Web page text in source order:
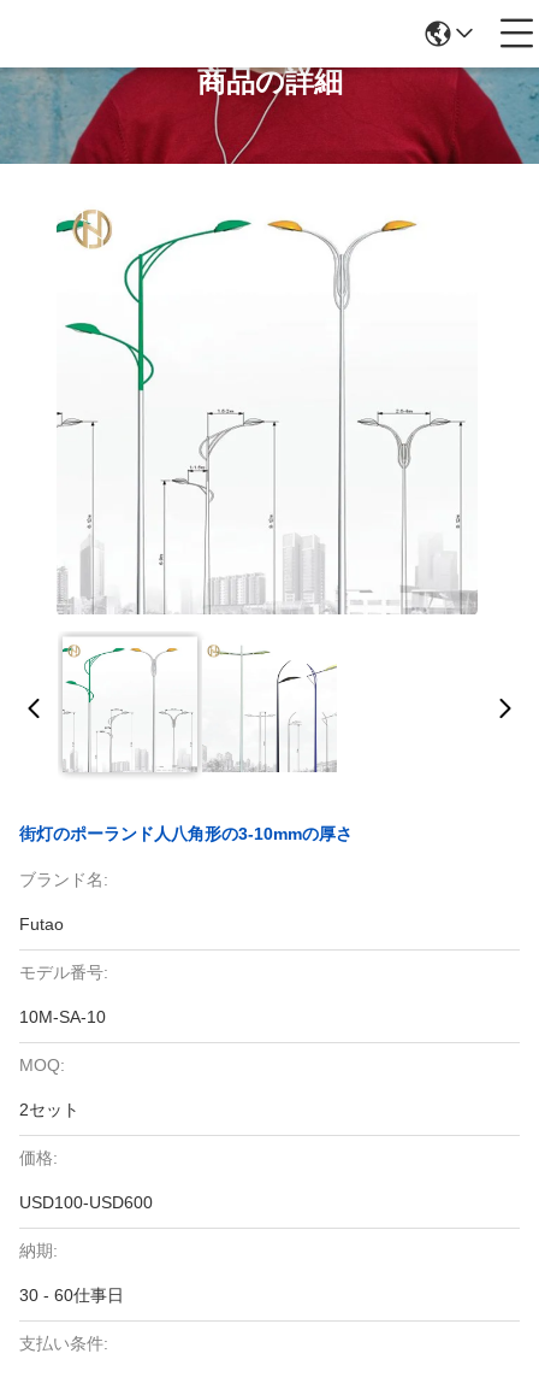
商品の詳細
街灯のポーランド人八角形の3-10mmの厚さ
ブランド名:
Futao
モデル番号:
10M-SA-10
MOQ:
2セット
価格:
USD100-USD600
納期:
30 - 60仕事日
支払い条件: